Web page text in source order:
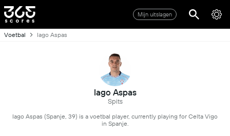
Mijn uitslagen
Voetbal Iago Aspas
Iago Aspas
Spits
Iago Aspas (Spanje, 39) is a voetbal player, currently playing for Celta Vigo
in Spanje.